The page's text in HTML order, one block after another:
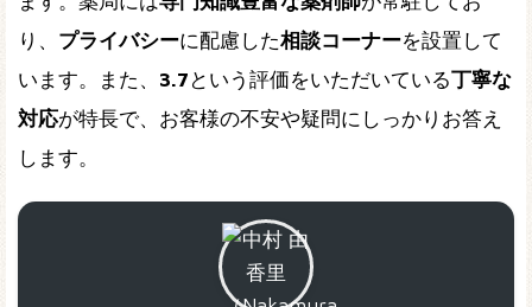
り、 プライバシーに配慮した相談コーナーを設置して
います。また、 3.7 という評価をいただいている丁寧な
対応が特長で、お客様の不安や疑問にしっかりお答え
します。